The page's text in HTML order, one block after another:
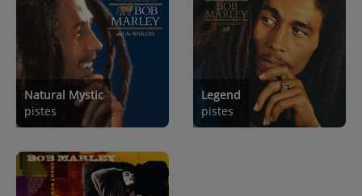
Natural Mystic
pistes
Legend
pistes